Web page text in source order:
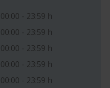
00:00 - 23:59 h
00:00 - 23:59 h
00:00 - 23:59 h
00:00 - 23:59 h
00:00 - 23:59 h